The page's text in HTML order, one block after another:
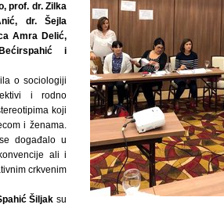
prof. dr. Zilka
dr. Šejla
Amra Delić,
i
o sociologiji
i rodno
koji
i ženama.
događalo u
ali i
crkvenim
Šiljak su